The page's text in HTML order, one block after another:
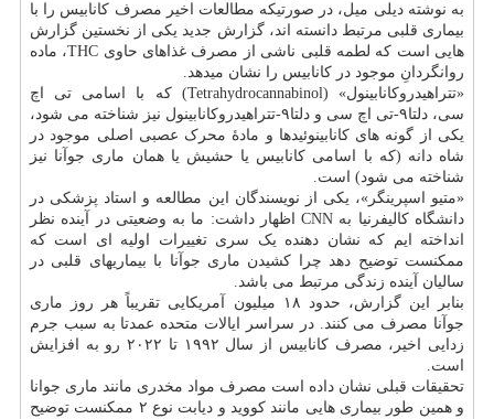
به نوشته دیلی میل، در صورتیکه مطالعات اخیر مصرف کانابیس را با
بیماری قلبی مرتبط دانسته اند، گزارش جدید یکی از نخستین گزارش
هایی است که لطمه قلبی ناشی از مصرف غذاهای حاوی THC، ماده
روانگردانِ موجود در کانابیس را نشان میدهد.
«تتراهیدروکانابینول» (Tetrahydrocannabinol) که با اسامی تی اچ
سی، دلتا۹-تی اچ سی و دلتا۹-تتراهیدروکانابینول نیز شناخته می شود،
یکی از گونه های کانابینوئیدها و مادهٔ محرک عصبی اصلی موجود در
شاه دانه (که با اسامی کانابیس یا حشیش یا همان ماری جوآنا نیز
شناخته می شود) است.
«متیو اسپرینگر»، یکی از نویسندگان این مطالعه و استاد پزشکی در
دانشگاه کالیفرنیا به CNN اظهار داشت: ما به وضعیتی در آینده نظر
انداخته ایم که نشان دهنده یک سری تغییرات اولیه ای است که
ممکنست توضیح دهد چرا کشیدن ماری جوآنا با بیماریهای قلبی در
سالیان آینده زندگی مرتبط می باشد.
بنابر این گزارش، حدود ۱۸ میلیون آمریکایی تقریباً هر روز ماری
جوآنا مصرف می کنند. در سراسر ایالات متحده عمدتا به سبب جرم
زدایی اخیر، مصرف کانابیس از سال ۱۹۹۲ تا ۲۰۲۲ رو به افزایش
است.
تحقیقات قبلی نشان داده است مصرف مواد مخدری مانند ماری جوانا
و همین طور بیماری هایی مانند کووید و دیابت نوع ۲ ممکنست توضیح